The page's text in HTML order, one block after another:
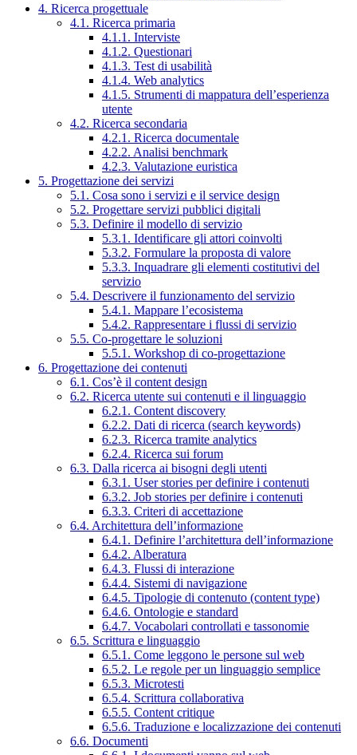
4. Ricerca progettuale
4.1. Ricerca primaria
4.1.1. Interviste
4.1.2. Questionari
4.1.3. Test di usabilità
4.1.4. Web analytics
4.1.5. Strumenti di mappatura dell’esperienza
utente
4.2. Ricerca secondaria
4.2.1. Ricerca documentale
4.2.2. Analisi benchmark
4.2.3. Valutazione euristica
5. Progettazione dei servizi
5.1. Cosa sono i servizi e il service design
5.2. Progettare servizi pubblici digitali
5.3. Definire il modello di servizio
5.3.1. Identificare gli attori coinvolti
5.3.2. Formulare la proposta di valore
5.3.3. Inquadrare gli elementi costitutivi del
servizio
5.4. Descrivere il funzionamento del servizio
5.4.1. Mappare l’ecosistema
5.4.2. Rappresentare i flussi di servizio
5.5. Co-progettare le soluzioni
5.5.1. Workshop di co-progettazione
6. Progettazione dei contenuti
6.1. Cos’è il content design
6.2. Ricerca utente sui contenuti e il linguaggio
6.2.1. Content discovery
6.2.2. Dati di ricerca (search keywords)
6.2.3. Ricerca tramite analytics
6.2.4. Ricerca sui forum
6.3. Dalla ricerca ai bisogni degli utenti
6.3.1. User stories per definire i contenuti
6.3.2. Job stories per definire i contenuti
6.3.3. Criteri di accettazione
6.4. Architettura dell’informazione
6.4.1. Definire l’architettura dell’informazione
6.4.2. Alberatura
6.4.3. Flussi di interazione
6.4.4. Sistemi di navigazione
6.4.5. Tipologie di contenuto (content type)
6.4.6. Ontologie e standard
6.4.7. Vocabolari controllati e tassonomie
6.5. Scrittura e linguaggio
6.5.1. Come leggono le persone sul web
6.5.2. Le regole per un linguaggio semplice
6.5.3. Microtesti
6.5.4. Scrittura collaborativa
6.5.5. Content critique
6.5.6. Traduzione e localizzazione dei contenuti
6.6. Documenti